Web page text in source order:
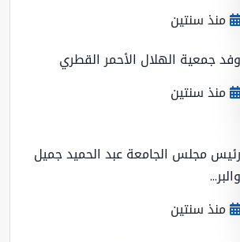
الهلال الأحمر القطري
الجامعة عبد الحميد جميل